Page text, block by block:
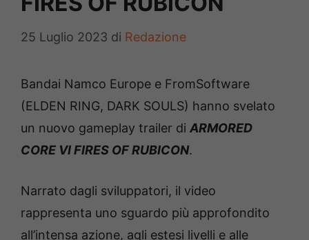
25 Luglio 2023 di Redazione
Bandai Namco Europe e FromSoftware
(ELDEN RING, DARK SOULS) hanno svelato
un nuovo gameplay trailer di ARMORED
CORE VI FIRES OF RUBICON.
Narrato dagli sviluppatori, il video
rappresenta uno sguardo più approfondito
all’intensa azione, agli estesi livelli e alle